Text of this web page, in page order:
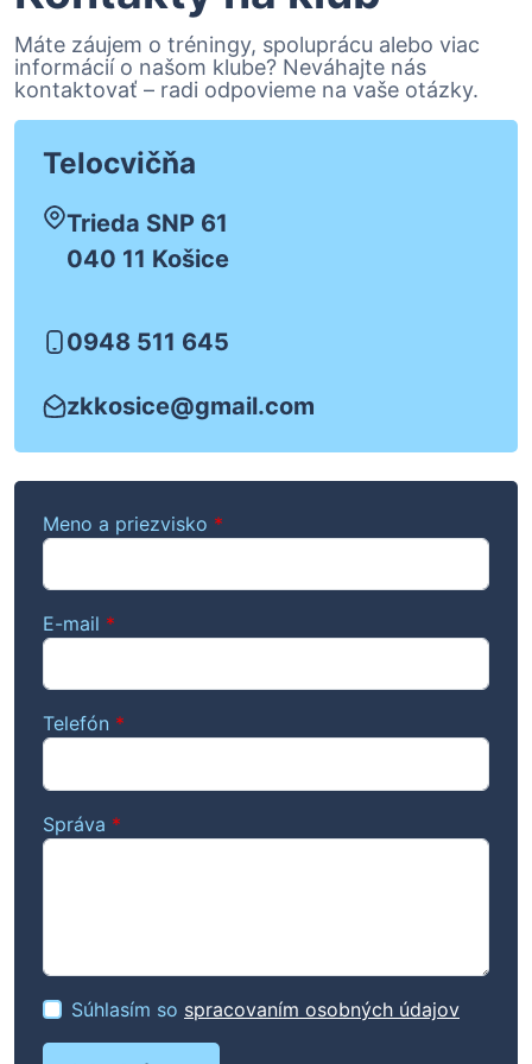
Máte záujem o tréningy, spoluprácu alebo viac
informácií o našom klube? Neváhajte nás
kontaktovať – radi odpovieme na vaše otázky.
Telocvičňa
Trieda SNP 61
040 11 Košice
0948 511 645
zkkosice@gmail.com
Meno a priezvisko *
E-mail *
Telefón *
Správa *
Súhlasím so spracovaním osobných údajov